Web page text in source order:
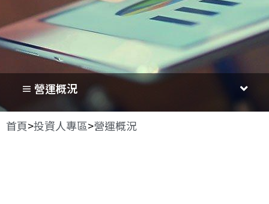
≡ 營運概況
首頁>投資人專區>營運概況